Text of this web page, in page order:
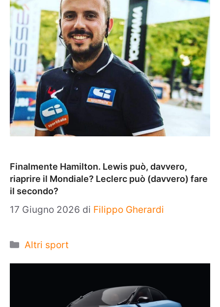
Finalmente Hamilton. Lewis può, davvero,
riaprire il Mondiale? Leclerc può (davvero) fare
il secondo?
17 Giugno 2026 di Filippo Gherardi
Categorie
Altri sport